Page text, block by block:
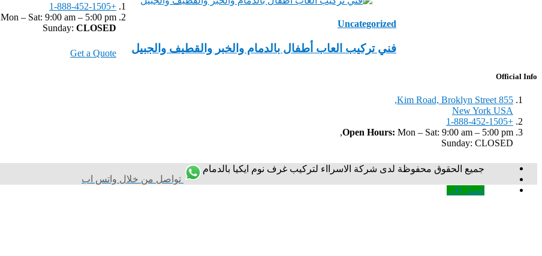
Uncategorized
‏فني تركيب العاب أطفال بالدمام والخبر والقطيف والجبيل
+1-888-452-1505
Mon – Sat: 9:00 am – 5:00 pm,
Sunday: CLOSED
Get a Quote
Official Info
855 Kim Road, Broklyn Street,
New York USA
+1-888-452-1505
Open Hours: Mon – Sat: 9:00 am – 5:00 pm,
Sunday: CLOSED
جميع الحقوق محفوظة لدى شركة الاسرااء لتركيب غرف نوم ايكيا بالدمام
تواصل من خلال واتس اب
اتصل الان